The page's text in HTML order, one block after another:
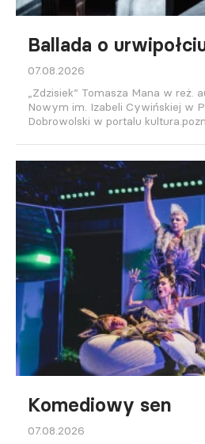
Ballada o
07.08.2026
„Zdzisiek” Tomasza Mana w reż.
Nowym im. Izabeli Cywińskiej w
Dobrowolski w portalu
Komediowy sen
07.08.2026